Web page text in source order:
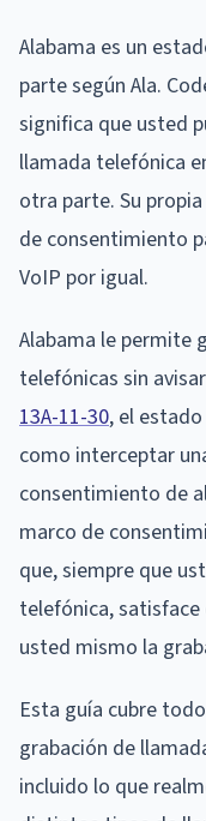
Alabama es un
parte según Ala.
significa que usted
llamada telefónica
otra parte. Su
de consentimiento
VoIP por igual.
Alabama le permite
telefónicas sin
13A-11-30, el
como interceptar
consentimiento de
marco de
que, siempre que
telefónica,
usted mismo la
Esta guía cubre
grabación de
incluido lo que